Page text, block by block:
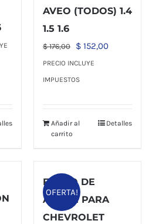
AVEO (TODOS) 1.4
1.5 1.6
$176,00
El
precio
original
$ 152,00El
PRECIO INCLUYE
IMPUESTOS
Añadir al
carrito
Detalles
OFERTA!
FILTRO DE
ACEITE PARA
CHEVROLET